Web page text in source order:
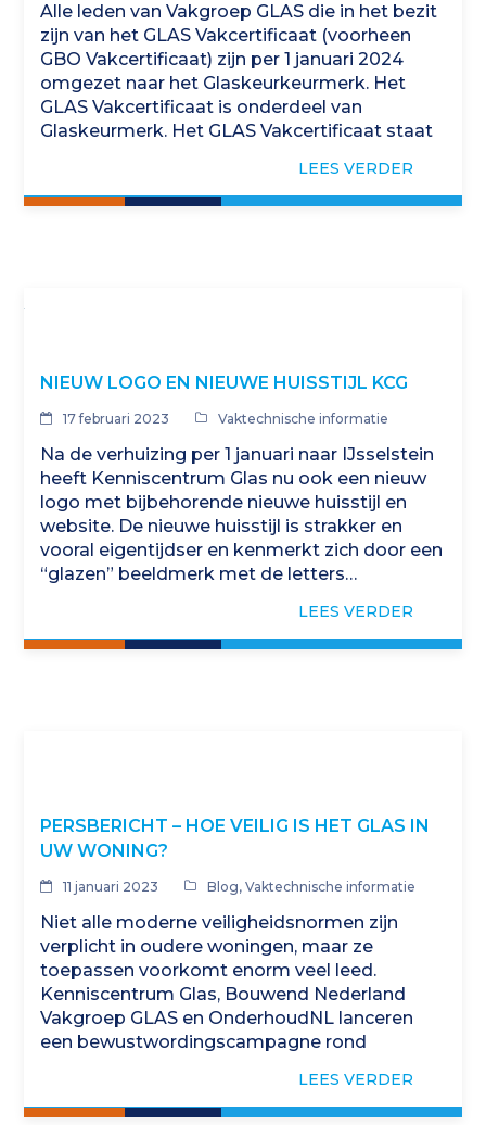
Alle leden van Vakgroep GLAS die in het bezit
zijn van het GLAS Vakcertificaat (voorheen
GBO Vakcertificaat) zijn per 1 januari 2024
omgezet naar het Glaskeurkeurmerk. Het
GLAS Vakcertificaat is onderdeel van
Glaskeurmerk. Het GLAS Vakcertificaat staat
LEES VERDER
NIEUW LOGO EN NIEUWE HUISSTIJL KCG
17 februari 2023 Vaktechnische informatie
Na de verhuizing per 1 januari naar IJsselstein
heeft Kenniscentrum Glas nu ook een nieuw
logo met bijbehorende nieuwe huisstijl en
website. De nieuwe huisstijl is strakker en
vooral eigentijdser en kenmerkt zich door een
“glazen” beeldmerk met de letters…
LEES VERDER
PERSBERICHT – HOE VEILIG IS HET GLAS IN
UW WONING?
11 januari 2023 Blog,Vaktechnische informatie
Niet alle moderne veiligheidsnormen zijn
verplicht in oudere woningen, maar ze
toepassen voorkomt enorm veel leed.
Kenniscentrum Glas, Bouwend Nederland
Vakgroep GLAS en OnderhoudNL lanceren
een bewustwordingscampagne rond
nieuwbouwwoning moet wat betreft de
glassituatie aan strenge…
LEES VERDER